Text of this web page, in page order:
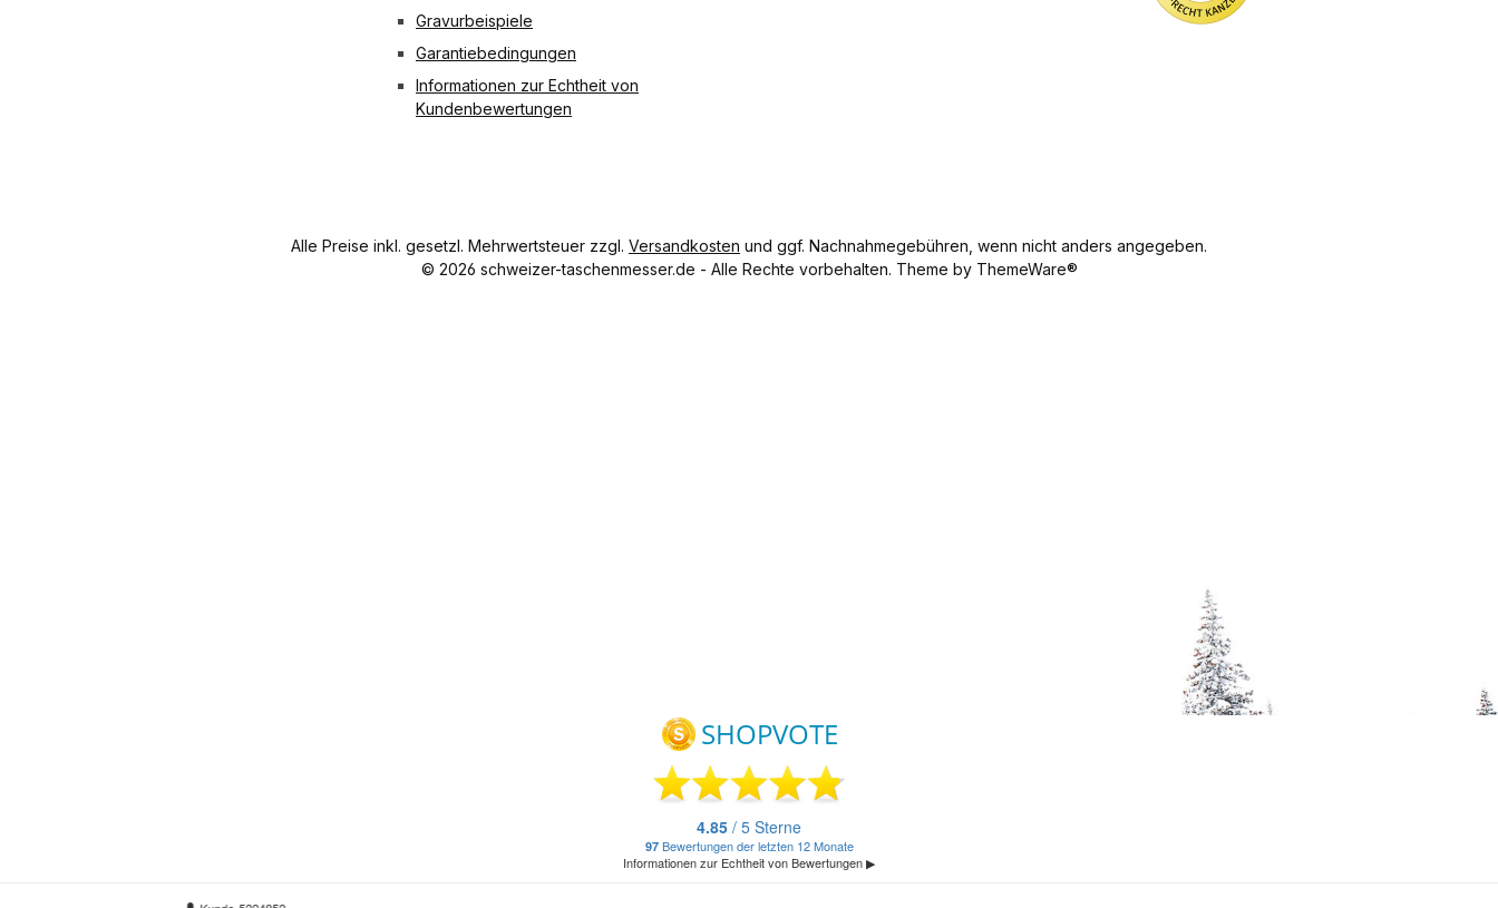
Gravurbeispiele
Garantiebedingungen
Informationen zur Echtheit von
Kundenbewertungen
Alle Preise inkl. gesetzl. Mehrwertsteuer zzgl. Versandkosten und ggf. Nachnahmegebühren, wenn nicht anders angegeben.
© 2026 schweizer-taschenmesser.de - Alle Rechte vorbehalten. Theme by ThemeWare®